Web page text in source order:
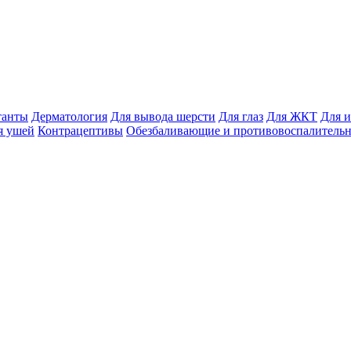
Дерматология Для вывода шерсти Для глаз Для ЖКТ Для
ушей Контрацептивы Обезбаливающие и